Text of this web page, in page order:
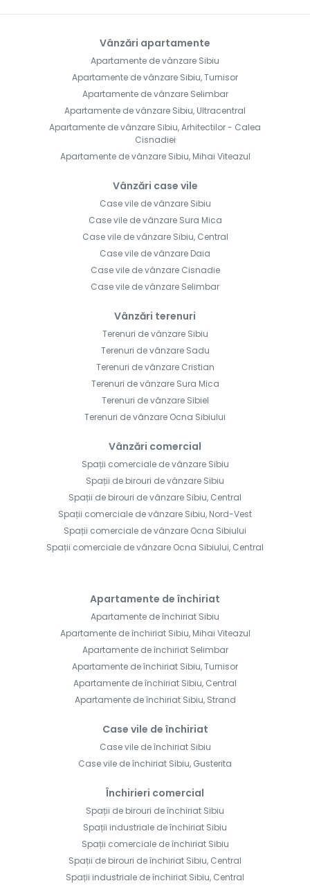
Vânzări apartamente
Apartamente de vânzare Sibiu
Apartamente de vânzare Sibiu, Turnisor
Apartamente de vânzare Selimbar
Apartamente de vânzare Sibiu, Ultracentral
Apartamente de vânzare Sibiu, Arhitectilor - Calea
Cisnadiei
Apartamente de vânzare Sibiu, Mihai Viteazul
Vânzări case vile
Case vile de vânzare Sibiu
Case vile de vânzare Sura Mica
Case vile de vânzare Sibiu, Central
Case vile de vânzare Daia
Case vile de vânzare Cisnadie
Case vile de vânzare Selimbar
Vânzări terenuri
Terenuri de vânzare Sibiu
Terenuri de vânzare Sadu
Terenuri de vânzare Cristian
Terenuri de vânzare Sura Mica
Terenuri de vânzare Sibiel
Terenuri de vânzare Ocna Sibiului
Vânzări comercial
Spații comerciale de vânzare Sibiu
Spații de birouri de vânzare Sibiu
Spații de birouri de vânzare Sibiu, Central
Spații comerciale de vânzare Sibiu, Nord-Vest
Spații comerciale de vânzare Ocna Sibiului
Spații comerciale de vânzare Ocna Sibiului, Central
Apartamente de închiriat
Apartamente de închiriat Sibiu
Apartamente de închiriat Sibiu, Mihai Viteazul
Apartamente de închiriat Selimbar
Apartamente de închiriat Sibiu, Turnisor
Apartamente de închiriat Sibiu, Central
Apartamente de închiriat Sibiu, Strand
Case vile de închiriat
Case vile de închiriat Sibiu
Case vile de închiriat Sibiu, Gusterita
Închirieri comercial
Spații de birouri de închiriat Sibiu
Spații industriale de închiriat Sibiu
Spații comerciale de închiriat Sibiu
Spații de birouri de închiriat Sibiu, Central
Spații industriale de închiriat Sibiu, Central